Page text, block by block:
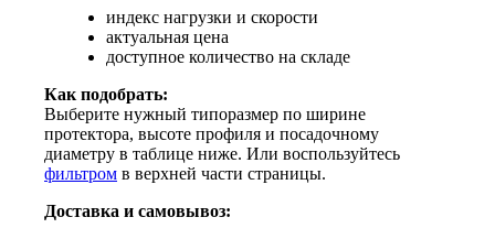
индекс нагрузки и скорости
актуальная цена
доступное количество на складе
Как подобрать:
Выберите нужный типоразмер по ширине
протектора, высоте профиля и посадочному
диаметру в таблице ниже. Или воспользуйтесь
фильтром в верхней части страницы.
Доставка и самовывоз: